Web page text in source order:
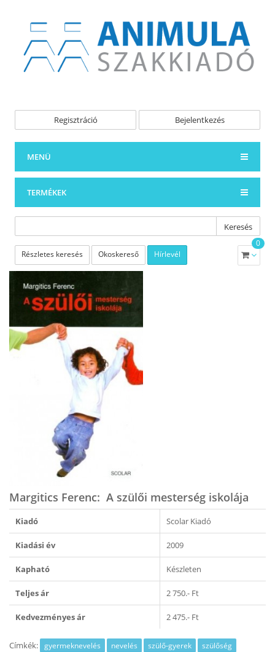
Regisztráció Bejelentkezés
MENÜ
TERMÉKEK
Keresés
Részletes keresés Okoskereső Hírlevél
0
Margitics Ferenc: A szülői mesterség iskolája
Kiadó Scolar Kiadó
Kiadási év 2009
Kapható Készleten
Teljes ár 2 750.- Ft
Kedvezményes ár 2 475.- Ft
Címkék: gyermeknevelés nevelés szülő-gyerek szülőség